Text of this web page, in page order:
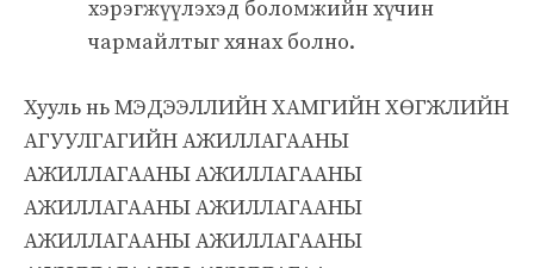
хэрэгжүүлэхэд боломжийн хүчин
чармайлтыг хянах болно.
Хууль нь МЭДЭЭЛЛИЙН ХАМГИЙН ХӨГЖЛИЙН
АГУУЛГАГИЙН АЖИЛЛАГААНЫ
АЖИЛЛАГААНЫ АЖИЛЛАГААНЫ
АЖИЛЛАГААНЫ АЖИЛЛАГААНЫ
АЖИЛЛАГААНЫ АЖИЛЛАГААНЫ